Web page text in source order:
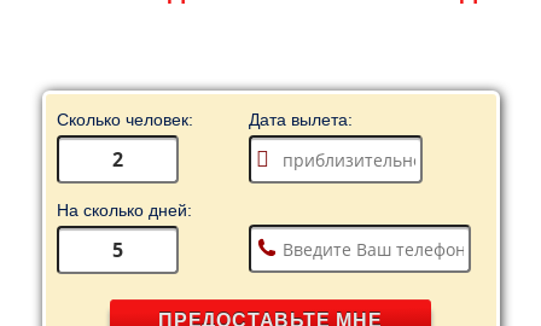
Сколько человек: Дата вылета:
На сколько дней:
ПРЕДОСТАВЬТЕ МНЕ